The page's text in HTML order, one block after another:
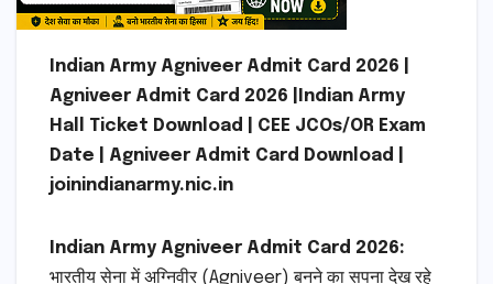
Indian Army Agniveer Admit Card 2026 |
Agniveer Admit Card 2026 |Indian Army
Hall Ticket Download | CEE JCOs/OR Exam
Date | Agniveer Admit Card Download |
joinindianarmy.nic.in
Indian Army Agniveer Admit Card 2026:
भारतीय सेना में अग्निवीर (Agniveer) बनने का सपना देख रहे